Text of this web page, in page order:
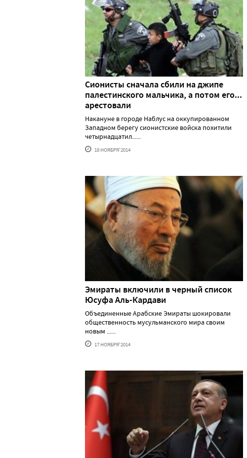
Сионисты сначала сбили на джипе
палестинского мальчика, а потом его...
арестовали
Накануне в городе Наблус на оккупированном
Западном берегу сионистские войска похитили
четырнадцатил......
18 НОЯБРЯ'2014
Эмираты включили в черный список
Юсуфа Аль-Кардави
Объединенные Арабские Эмираты шокировали
общественность мусульманского мира своим
новым ......
17 НОЯБРЯ'2014